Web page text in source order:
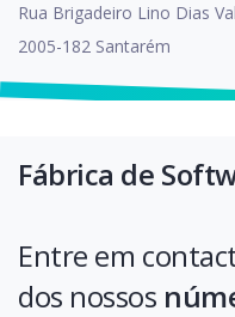
Rua Brigadeiro Lino Dias
2005-182 Santarém
Fábrica de
Entre em
dos nossos